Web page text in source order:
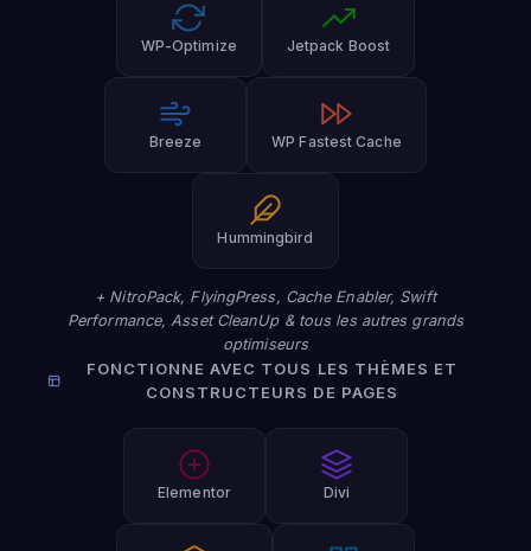
WP-Optimize Jetpack Boost
Breeze WP Fastest Cache
Hummingbird
+ NitroPack, FlyingPress, Cache Enabler, Swift
Performance, Asset CleanUp & tous les autres grands
optimiseurs
FONCTIONNE AVEC TOUS LES THÈMES ET
CONSTRUCTEURS DE PAGES
Elementor Divi